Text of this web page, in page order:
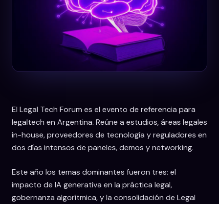
El Legal Tech Forum es el evento de referencia para
legaltech en Argentina. Reúne a estudios, áreas legales
in-house, proveedores de tecnología y reguladores en
dos días intensos de paneles, demos y networking.
Este año los temas dominantes fueron tres: el
impacto de IA generativa en la práctica legal,
gobernanza algorítmica, y la consolidación de Legal